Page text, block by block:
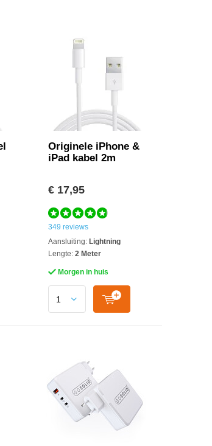
Originele iPhone &
iPad kabel 2m
€ 17,95
349 reviews
Aansluiting:Lightning
Lengte:2 Meter
Morgen in huis